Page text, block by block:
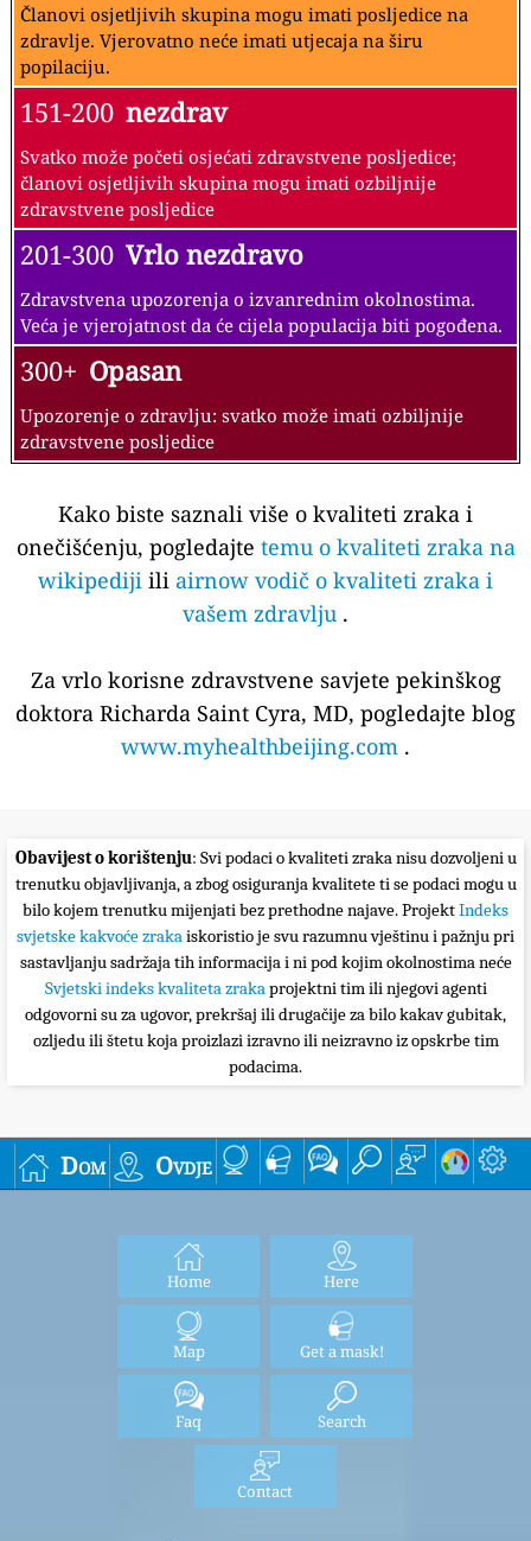
Članovi osjetljivih skupina mogu imati posljedice na
zdravlje. Vjerovatno neće imati utjecaja na širu
popilaciju.
151-200 nezdrav
Svatko može početi osjećati zdravstvene posljedice;
članovi osjetljivih skupina mogu imati ozbiljnije
zdravstvene posljedice
201-300 Vrlo nezdravo
Zdravstvena upozorenja o izvanrednim okolnostima.
Veća je vjerojatnost da će cijela populacija biti pogođena.
300+ Opasan
Upozorenje o zdravlju: svatko može imati ozbiljnije
zdravstvene posljedice
Kako biste saznali više o kvaliteti zraka i
onečišćenju, pogledajte temu o kvaliteti zraka na
wikipediji ili airnow vodič o kvaliteti zraka i
vašem zdravlju .
Za vrlo korisne zdravstvene savjete pekinškog
doktora Richarda Saint Cyra, MD, pogledajte blog
www.myhealthbeijing.com .
Obavijest o korištenju: Svi podaci o kvaliteti zraka nisu dozvoljeni u
trenutku objavljivanja, a zbog osiguranja kvalitete ti se podaci mogu u
bilo kojem trenutku mijenjati bez prethodne najave. ProjektIndeks
svjetske kakvoće zrakaiskoristio je svu razumnu vještinu i pažnju pri
sastavljanju sadržaja tih informacija i ni pod kojim okolnostima neće
Svjetski indeks kvaliteta zrakaprojektni tim ili njegovi agenti
odgovorni su za ugovor, prekršaj ili drugačije za bilo kakav gubitak,
ozljedu ili štetu koja proizlazi izravno ili neizravno iz opskrbe tim
podacima.
Dom Ovdje
Home Here
Map Get a mask!
Faq Search
Contact